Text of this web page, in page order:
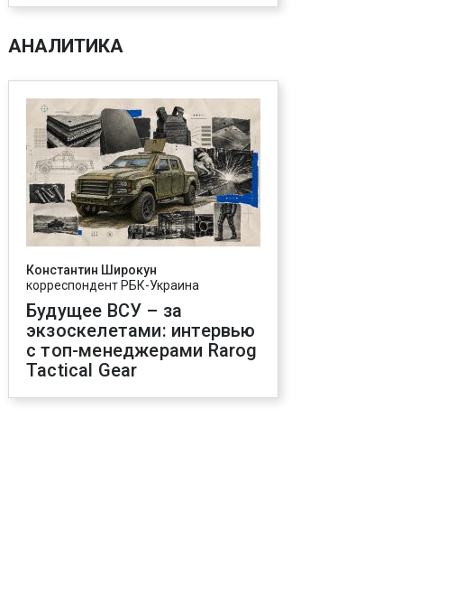
АНАЛИТИКА
Константин Широкун
корреспондент РБК-Украина
Будущее ВСУ – за
экзоскелетами: интервью
с топ-менеджерами Rarog
Tactical Gear